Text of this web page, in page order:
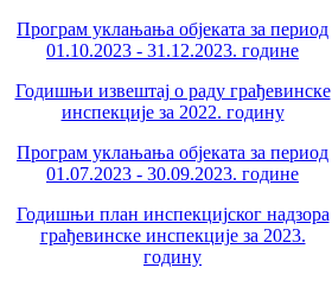
Програм уклањања објеката за период
01.10.2023 - 31.12.2023. године
Годишњи извештај о раду грађевинске
инспекције за 2022. годину
Програм уклањања објеката за период
01.07.2023 - 30.09.2023. године
Годишњи план инспекцијског надзора
грађевинске инспекције за 2023.
годину